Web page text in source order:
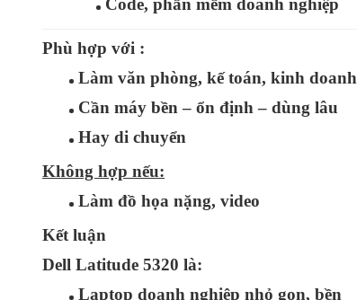
Code, phần mềm doanh nghiệp
Phù hợp với :
Làm văn phòng, kế toán, kinh doanh
Cần máy bền – ổn định – dùng lâu
Hay di chuyển
Không hợp nếu:
Làm đồ họa nặng, video
Kết luận
Dell Latitude 5320 là:
Laptop doanh nghiệp nhỏ gọn, bền